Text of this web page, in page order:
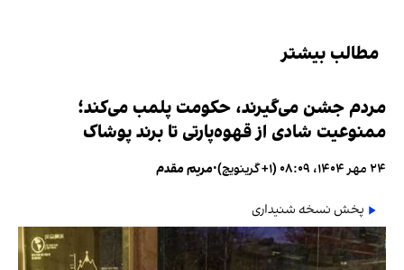
مطالب بیشتر
مردم جشن می‌گیرند، حکومت پلمب می‌کند؛
ممنوعیت شادی از قهوه‌پارتی تا برند پوشاک
۲۴ مهر ۱۴۰۴، ۰۸:۰۹ (‎+۱ گرینویچ) •مریم مقدم
پخش نسخه شنیداری